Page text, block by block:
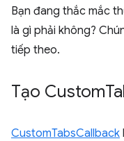
Bạn đang thắc mắc
là gì phải không?
tiếp theo.
Tạo Custom
CustomTabsCallback